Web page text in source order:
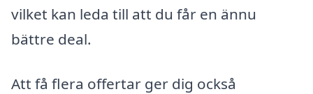
vilket kan leda till att du får en ännu
bättre deal.
Att få flera offertar ger dig också